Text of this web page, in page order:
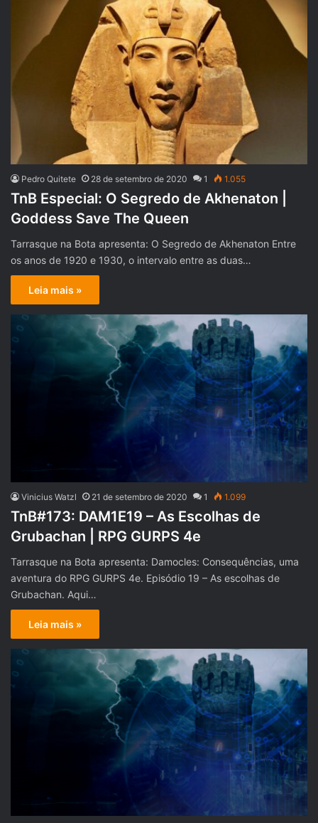
Pedro Quitete 28 de setembro de 2020 1 1.055
TnB Especial: O Segredo de Akhenaton |
Goddess Save The Queen
Tarrasque na Bota apresenta: O Segredo de Akhenaton Entre
os anos de 1920 e 1930, o intervalo entre as duas…
Leia mais »
Vinicius Watzl 21 de setembro de 2020 1 1.099
TnB#173: DAM1E19 – As Escolhas de
Grubachan | RPG GURPS 4e
Tarrasque na Bota apresenta: Damocles: Consequências, uma
aventura do RPG GURPS 4e. Episódio 19 – As escolhas de
Grubachan. Aqui…
Leia mais »